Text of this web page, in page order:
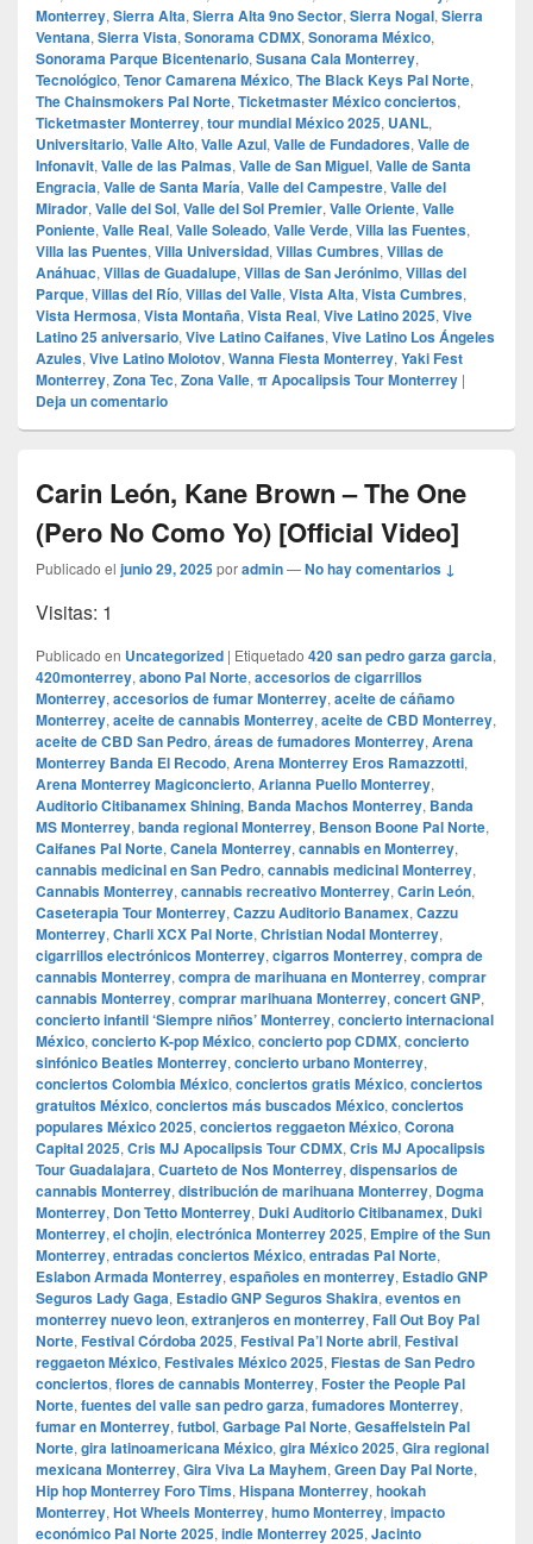
Monterrey, Sierra Alta, Sierra Alta 9no Sector, Sierra Nogal, Sierra
Ventana, Sierra Vista, Sonorama CDMX, Sonorama México,
Sonorama Parque Bicentenario, Susana Cala Monterrey,
Tecnológico, Tenor Camarena México, The Black Keys Pal Norte,
The Chainsmokers Pal Norte, Ticketmaster México conciertos,
Ticketmaster Monterrey, tour mundial México 2025, UANL,
Universitario, Valle Alto, Valle Azul, Valle de Fundadores, Valle de
Infonavit, Valle de las Palmas, Valle de San Miguel, Valle de Santa
Engracia, Valle de Santa María, Valle del Campestre, Valle del
Mirador, Valle del Sol, Valle del Sol Premier, Valle Oriente, Valle
Poniente, Valle Real, Valle Soleado, Valle Verde, Villa las Fuentes,
Villa las Puentes, Villa Universidad, Villas Cumbres, Villas de
Anáhuac, Villas de Guadalupe, Villas de San Jerónimo, Villas del
Parque, Villas del Río, Villas del Valle, Vista Alta, Vista Cumbres,
Vista Hermosa, Vista Montaña, Vista Real, Vive Latino 2025, Vive
Latino 25 aniversario, Vive Latino Caifanes, Vive Latino Los Ángeles
Azules, Vive Latino Molotov, Wanna Fiesta Monterrey, Yaki Fest
Monterrey, Zona Tec, Zona Valle, π Apocalipsis Tour Monterrey |
Deja un comentario
Carin León, Kane Brown – The One
(Pero No Como Yo) [Official Video]
Publicado el junio 29, 2025poradmin—No hay comentarios ↓
Visitas: 1
Publicado en Uncategorized | Etiquetado 420 san pedro garza garcia,
420monterrey, abono Pal Norte, accesorios de cigarrillos
Monterrey, accesorios de fumar Monterrey, aceite de cáñamo
Monterrey, aceite de cannabis Monterrey, aceite de CBD Monterrey,
aceite de CBD San Pedro, áreas de fumadores Monterrey, Arena
Monterrey Banda El Recodo, Arena Monterrey Eros Ramazzotti,
Arena Monterrey Magiconcierto, Arianna Puello Monterrey,
Auditorio Citibanamex Shining, Banda Machos Monterrey, Banda
MS Monterrey, banda regional Monterrey, Benson Boone Pal Norte,
Caifanes Pal Norte, Canela Monterrey, cannabis en Monterrey,
cannabis medicinal en San Pedro, cannabis medicinal Monterrey,
Cannabis Monterrey, cannabis recreativo Monterrey, Carin León,
Caseterapia Tour Monterrey, Cazzu Auditorio Banamex, Cazzu
Monterrey, Charli XCX Pal Norte, Christian Nodal Monterrey,
cigarrillos electrónicos Monterrey, cigarros Monterrey, compra de
cannabis Monterrey, compra de marihuana en Monterrey, comprar
cannabis Monterrey, comprar marihuana Monterrey, concert GNP,
concierto infantil ‘Siempre niños’ Monterrey, concierto internacional
México, concierto K-pop México, concierto pop CDMX, concierto
sinfónico Beatles Monterrey, concierto urbano Monterrey,
conciertos Colombia México, conciertos gratis México, conciertos
gratuitos México, conciertos más buscados México, conciertos
populares México 2025, conciertos reggaeton México, Corona
Capital 2025, Cris MJ Apocalipsis Tour CDMX, Cris MJ Apocalipsis
Tour Guadalajara, Cuarteto de Nos Monterrey, dispensarios de
cannabis Monterrey, distribución de marihuana Monterrey, Dogma
Monterrey, Don Tetto Monterrey, Duki Auditorio Citibanamex, Duki
Monterrey, el chojin, electrónica Monterrey 2025, Empire of the Sun
Monterrey, entradas conciertos México, entradas Pal Norte,
Eslabon Armada Monterrey, españoles en monterrey, Estadio GNP
Seguros Lady Gaga, Estadio GNP Seguros Shakira, eventos en
monterrey nuevo leon, extranjeros en monterrey, Fall Out Boy Pal
Norte, Festival Córdoba 2025, Festival Pa’l Norte abril, Festival
reggaeton México, Festivales México 2025, Fiestas de San Pedro
conciertos, flores de cannabis Monterrey, Foster the People Pal
Norte, fuentes del valle san pedro garza, fumadores Monterrey,
fumar en Monterrey, futbol, Garbage Pal Norte, Gesaffelstein Pal
Norte, gira latinoamericana México, gira México 2025, Gira regional
mexicana Monterrey, Gira Viva La Mayhem, Green Day Pal Norte,
Hip hop Monterrey Foro Tims, Hispana Monterrey, hookah
Monterrey, Hot Wheels Monterrey, humo Monterrey, impacto
económico Pal Norte 2025, indie Monterrey 2025, Jacinto